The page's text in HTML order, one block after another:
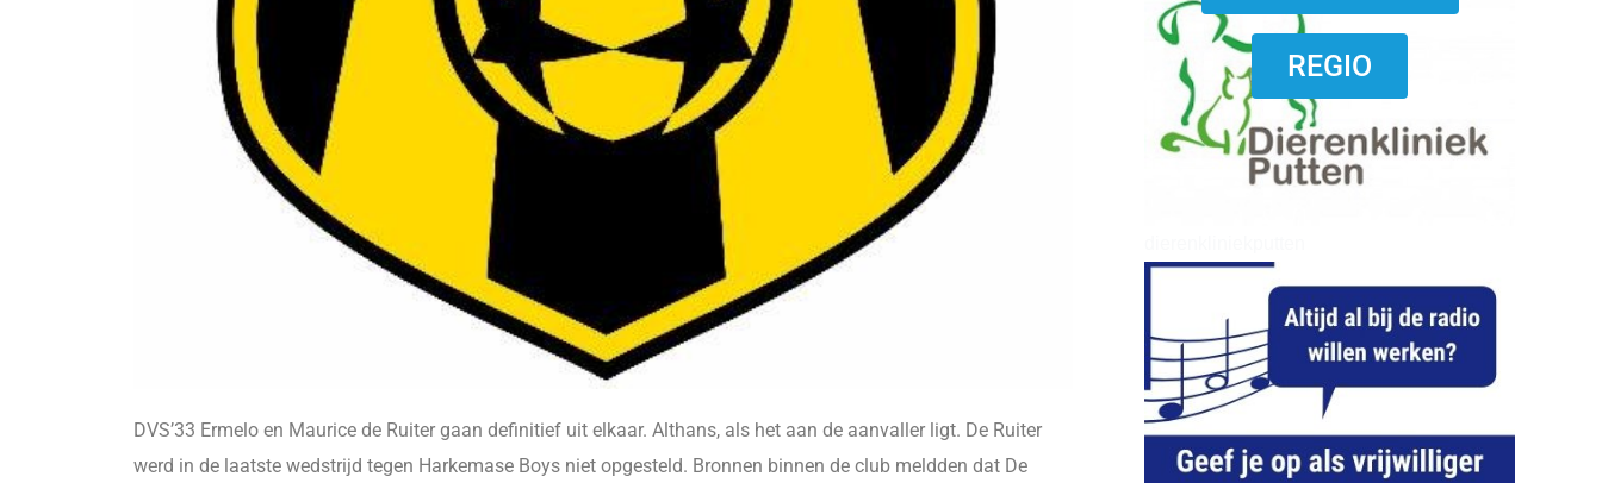
REGIO
DVS’33 Ermelo en Maurice de Ruiter gaan definitief uit elkaar. Althans, als het aan de aanvaller ligt. De Ruiter
werd in de laatste wedstrijd tegen Harkemase Boys niet opgesteld. Bronnen binnen de club meldden dat De